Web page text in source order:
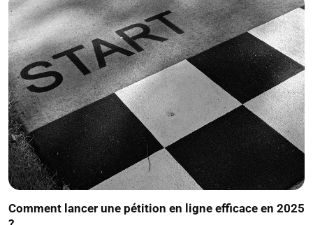
Comment lancer une pétition en ligne efficace en 2025